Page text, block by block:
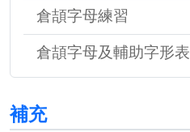
倉頡字母練習
倉頡字母及輔助字形表
補充